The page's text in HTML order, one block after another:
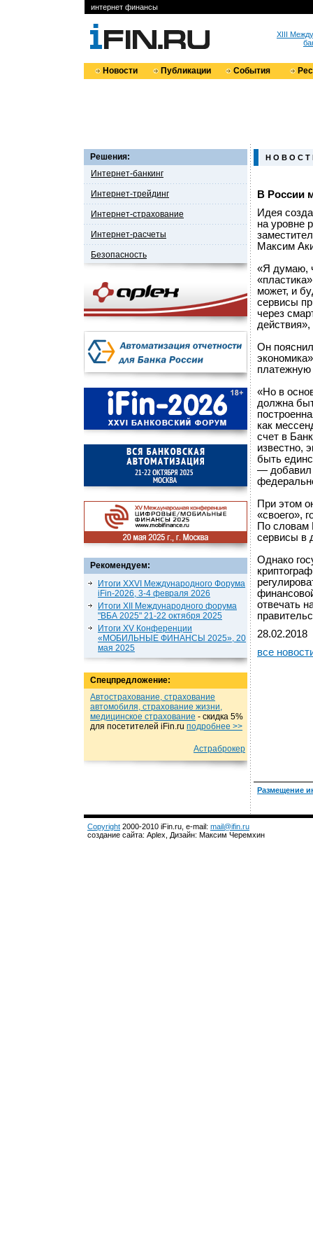
интернет финансы
XIII
Новости Публикации События
Решения:
Интернет-банкинг
Интернет-трейдинг
Интернет-страхование
Интернет-расчеты
Безопасность
Рекомендуем:
Итоги XXVI Международного Форума
iFin-2026, 3-4 февраля 2026
Итоги XII Международного форума
"ВБА 2025" 21-22 октября 2025
Итоги XV Конференции
«МОБИЛЬНЫЕ ФИНАНСЫ 2025», 20
мая 2025
Спецпредложение:
Автострахование, страхование
автомобиля, страхование жизни,
медицинское страхование - cкидка 5%
для посетителей iFin.ru подробнеe >>
Астраброкер
Н О В О С Т
В России
Идея
на уровне
Максим
«Я думаю,
может, и
сервисы
через
Он
платежную
«Но в
должна
как
счет в
известно,
быть
— добавил
При этом
«своего»,
По словам
сервисы в
Однако
отвечать
28.02.2018
все
Размещение
Copyright 2000-2010 iFin.ru, e-mail: mail@ifin.ru
создание сайта: Aplex, Дизайн: Максим Черемхин